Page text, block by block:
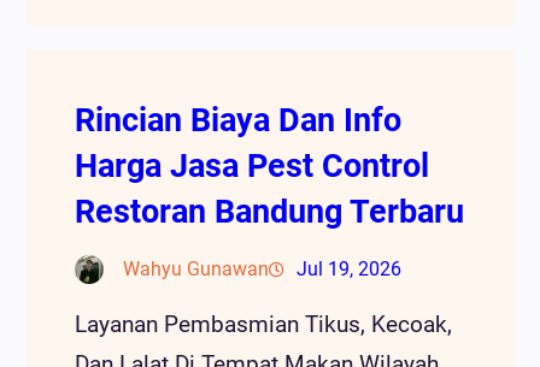
Rincian Biaya Dan Info
Harga Jasa Pest Control
Restoran Bandung Terbaru
Wahyu Gunawan Jul 19, 2026
Layanan Pembasmian Tikus, Kecoak,